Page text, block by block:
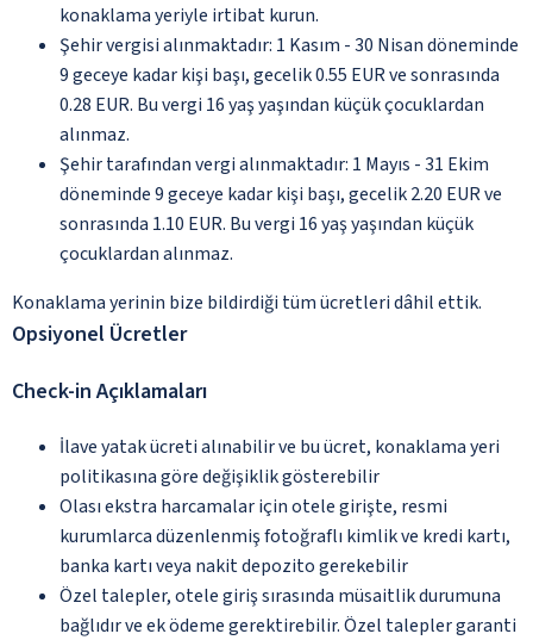
konaklama yeriyle irtibat kurun.
Şehir vergisi alınmaktadır: 1 Kasım - 30 Nisan döneminde
9 geceye kadar kişi başı, gecelik 0.55 EUR ve sonrasında
0.28 EUR. Bu vergi 16 yaş yaşından küçük çocuklardan
alınmaz.
Şehir tarafından vergi alınmaktadır: 1 Mayıs - 31 Ekim
döneminde 9 geceye kadar kişi başı, gecelik 2.20 EUR ve
sonrasında 1.10 EUR. Bu vergi 16 yaş yaşından küçük
çocuklardan alınmaz.
Konaklama yerinin bize bildirdiği tüm ücretleri dâhil ettik.
Opsiyonel Ücretler
Check-in Açıklamaları
İlave yatak ücreti alınabilir ve bu ücret, konaklama yeri
politikasına göre değişiklik gösterebilir
Olası ekstra harcamalar için otele girişte, resmi
kurumlarca düzenlenmiş fotoğraflı kimlik ve kredi kartı,
banka kartı veya nakit depozito gerekebilir
Özel talepler, otele giriş sırasında müsaitlik durumuna
bağlıdır ve ek ödeme gerektirebilir. Özel talepler garanti